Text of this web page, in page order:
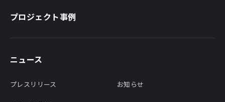
プロジェクト事例
ニュース
プレスリリース お知らせ